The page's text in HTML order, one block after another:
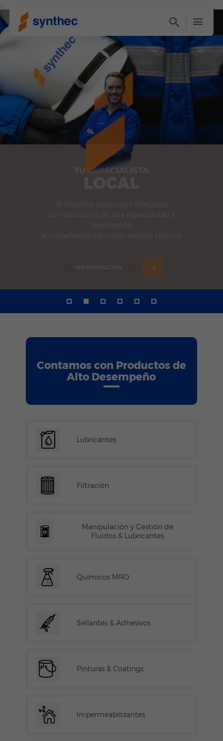
; ;
TU ESPECIALISTA
Contamos con Productos de
Alto Desempeño
Lubricantes
Filtración
Manipulación y Gestión de
Fluidos & Lubricantes
Químicos MRO
Sellantes & Adhesivos
Pinturas & Coatings
Impermeabilizantes